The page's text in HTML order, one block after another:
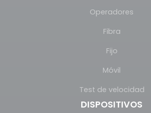
Operadores
Fibra
Fijo
Móvil
Test de velocidad
DISPOSITIVOS